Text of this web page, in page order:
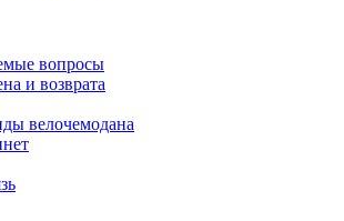
вопросы
и возврата
велочемодана